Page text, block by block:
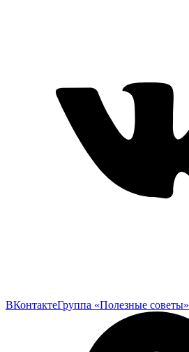
ВКонтактеГруппа «Полезные советы»